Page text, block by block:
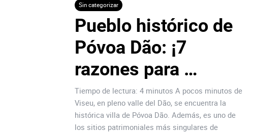
Sin categorizar
Pueblo histórico de
Póvoa Dão: ¡7
razones para
invertir!
Tiempo de lectura: 4 minutos A pocos minutos de
Viseu, en pleno valle del Dão, se encuentra la
histórica villa de Póvoa Dão. Además, es uno de
los sitios patrimoniales más singulares de